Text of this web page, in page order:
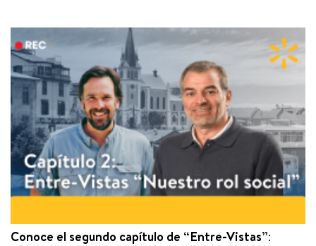
Conoce el segundo capítulo de “Entre-Vistas”: